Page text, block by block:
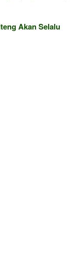
Akan Selalu